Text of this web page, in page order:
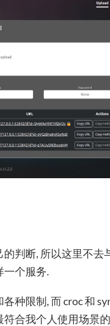
判断, 所以这里不去
一个服务.
种限制, 而 croc 和
合我个人使用场景